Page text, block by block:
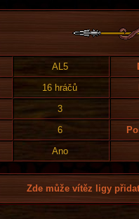
AL5
16 hráčů
3
6
Ano
Zde může vítěz ligy